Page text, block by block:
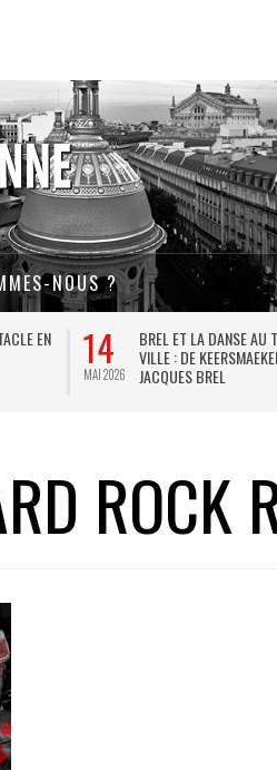
NOUS ?
EN
14
MAI 2026
BREL ET LA DANSE AU
VILLE : DE
JACQUES BREL
ROCK